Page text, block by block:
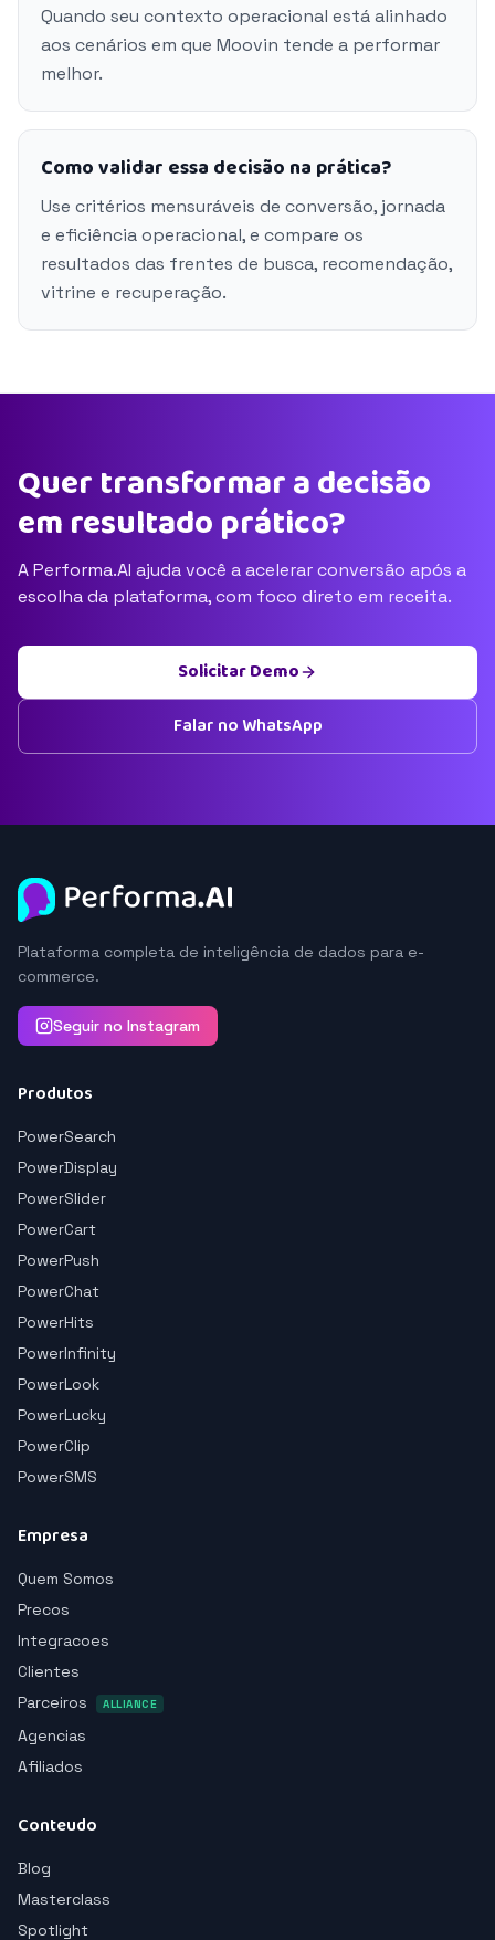
Quando seu contexto operacional está alinhado
aos cenários em que Moovin tende a performar
melhor.
Como validar essa decisão na prática?
Use critérios mensuráveis de conversão, jornada
e eficiência operacional, e compare os
resultados das frentes de busca, recomendação,
vitrine e recuperação.
Quer transformar a decisão
em resultado prático?
A Performa.AI ajuda você a acelerar conversão após a
escolha da plataforma, com foco direto em receita.
Solicitar Demo
Falar no WhatsApp
Plataforma completa de inteligência de dados para e-
commerce.
Seguir no Instagram
Produtos
PowerSearch
PowerDisplay
PowerSlider
PowerCart
PowerPush
PowerChat
PowerHits
PowerInfinity
PowerLook
PowerLucky
PowerClip
PowerSMS
Empresa
Quem Somos
Precos
Integracoes
Clientes
Parceiros
ALLIANCE
Agencias
Afiliados
Conteudo
Blog
Masterclass
Spotlight